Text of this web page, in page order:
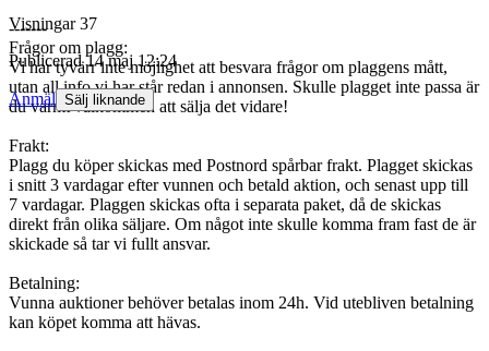
-------
Frågor om plagg:
Vi har tyvärr inte möjlighet att besvara frågor om plaggens mått,
utan all info vi har står redan i annonsen. Skulle plagget inte passa är
du varmt välkommen att sälja det vidare!
Frakt:
Plagg du köper skickas med Postnord spårbar frakt. Plagget skickas
i snitt 3 vardagar efter vunnen och betald aktion, och senast upp till
7 vardagar. Plaggen skickas ofta i separata paket, då de skickas
direkt från olika säljare. Om något inte skulle komma fram fast de är
skickade så tar vi fullt ansvar.
Betalning:
Vunna auktioner behöver betalas inom 24h. Vid utebliven betalning
kan köpet komma att hävas.
Visningar 37
Publicerad 14 maj 12:24
Anmäl Sälj liknande